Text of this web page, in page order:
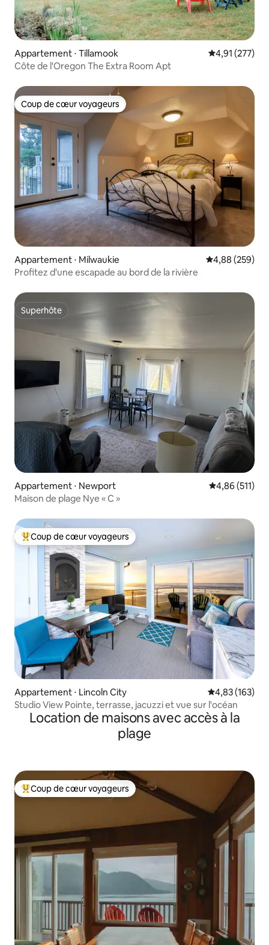
Appartement ⋅ Tillamook Évaluation
4,91 (277)
Côte de l'Oregon The Extra Room Apt
Coup de cœur voyageurs
Coup de cœur voyageurs
Appartement ⋅ Milwaukie Évaluation
4,88 (259)
Profitez d'une escapade au bord de la rivière
Superhôte
Superhôte
Appartement ⋅ Newport Évaluation
4,86 (511)
Maison de plage Nye « C »
Coups de cœur voyageurs les plus appréciés
Coup de cœur voyageurs
Appartement ⋅ Lincoln City Évaluation
4,83 (163)
Studio View Pointe, terrasse, jacuzzi et vue sur l'océan
Location de maisons avec accès à la
plage
Coups de cœur voyageurs les plus appréciés
Coup de cœur voyageurs